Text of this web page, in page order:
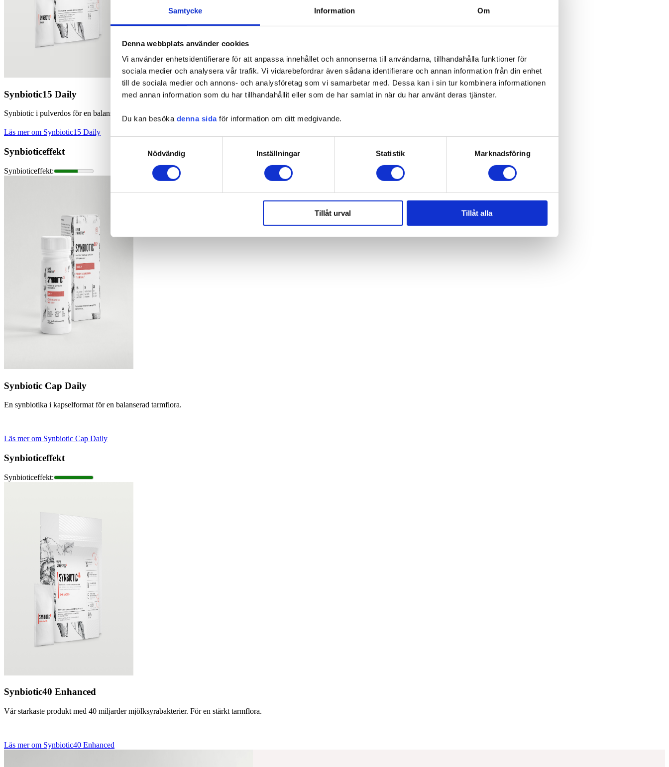
Samtycke Information Om
Denna webbplats använder cookies
Vi använder enhetsidentifierare för att anpassa innehållet och annonserna till användarna, tillhandahålla funktioner för
sociala medier och analysera vår trafik. Vi vidarebefordrar även sådana identifierare och annan information från din enhet
till de sociala medier och annons- och analysföretag som vi samarbetar med. Dessa kan i sin tur kombinera informationen
med annan information som du har tillhandahållit eller som de har samlat in när du har använt deras tjänster.
Du kan besöka denna sidaför information om ditt medgivande.
Nödvändig
Inställningar Statistik Marknadsföring
Tillåt urval Tillåt alla
Synbiotic15 Daily
Synbiotic i pulverdos för en balanserad tarmflora.
Läs mer om Synbiotic15 Daily
Synbioticeffekt
Synbioticeffekt:
Synbiotic Cap Daily
En synbiotika i kapselformat för en balanserad tarmflora.
Läs mer om Synbiotic Cap Daily
Synbioticeffekt
Synbioticeffekt:
Synbiotic40 Enhanced
Vår starkaste produkt med 40 miljarder mjölksyrabakterier. För en stärkt tarmflora.
Läs mer om Synbiotic40 Enhanced